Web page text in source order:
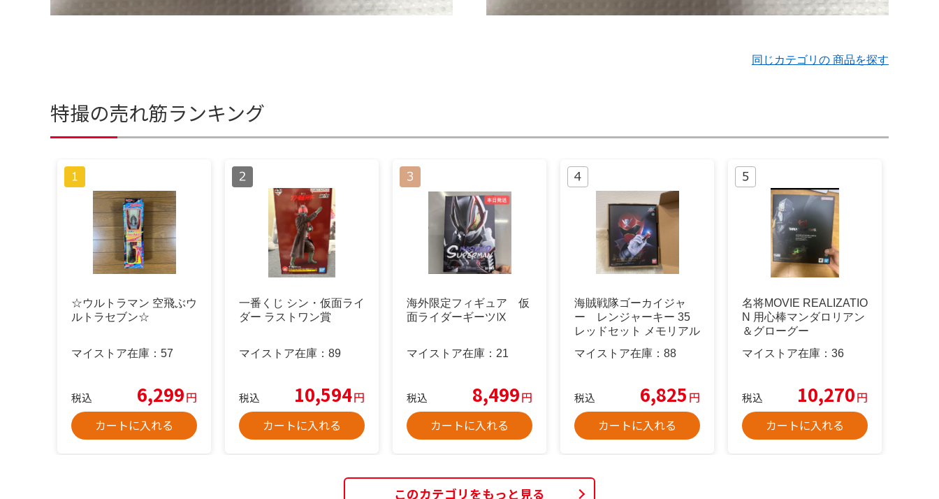
同じカテゴリの 商品を探す
特撮の売れ筋ランキング
☆ウルトラマン 空飛ぶウ
ルトラセブン☆
マイストア在庫： 57
税込 6,299円
カートに入れる
一番くじ シン・仮面ライ
ダー ラストワン賞
マイストア在庫： 89
税込 10,594円
カートに入れる
海外限定フィギュア 仮
面ライダーギーツⅨ
マイストア在庫： 21
税込 8,499円
カートに入れる
海賊戦隊ゴーカイジャ
ー レンジャーキー 35
レッドセット メモリアル
マイストア在庫： 88
税込 6,825 円
カートに入れる
名将MOVIE REALIZATIO
N 用心棒マンダロリアン
＆グローグー
マイストア在庫： 36
税込 10,270円
カートに入れる
このカテゴリをもっと見る